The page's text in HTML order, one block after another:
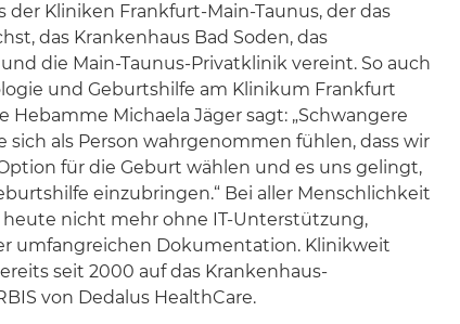
Kliniken Frankfurt-Main-Taunus, der das
das Krankenhaus Bad Soden, das
die Main-Taunus-Privatklinik vereint. So auch
und Geburtshilfe am Klinikum Frankfurt
Hebamme Michaela Jäger sagt: „Schwangere
sich als Person wahrgenommen fühlen, dass wir
für die Geburt wählen und es uns gelingt,
einzubringen.“ Bei aller Menschlichkeit
nicht mehr ohne IT-Unterstützung,
umfangreichen Dokumentation. Klinikweit
seit 2000 auf das Krankenhaus-
von Dedalus HealthCare.